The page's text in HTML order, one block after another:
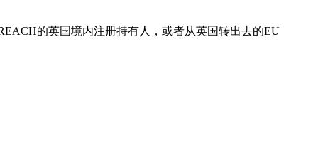
的英国境内注册持有人，或者从英国转出去的EU